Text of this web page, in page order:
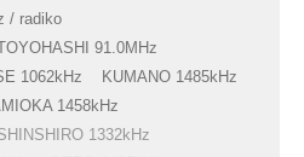
/ radiko
91.0MHz
1062kHz
KUMANO 1485kHz
1458kHz
1332kHz